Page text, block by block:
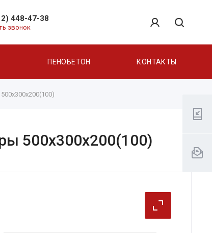
448-47-38
звонок
ПЕНОБЕТОН КОНТАКТЫ
500х300х200(100)